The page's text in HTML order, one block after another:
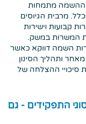
ההשמה מתמחות
מרבית הגיוסים
קבועות וישירות
המשרות במשק.
השמה דווקא כאשר
ותהליך הסינון
סיכויי ההצלחה של
התפקידים - גם